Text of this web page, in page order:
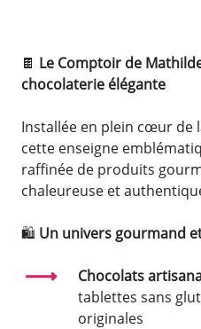
🍫 Le Comptoir de
chocolaterie élégante
Installée en plein cœur de
cette enseigne
raffinée de produits
chaleureuse et
🛍️ Un univers gourmand
Chocolats
tablettes sans
originales